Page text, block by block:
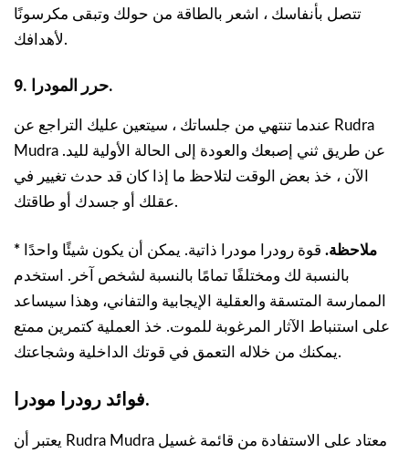
تتصل بأنفاسك ، اشعر بالطاقة من حولك وتبقى مكرسونًا
لأهدافك.
9. حرر المودرا.
عندما تنتهي من جلساتك ، سيتعين عليك التراجع عن Rudra
Mudra عن طريق ثني إصبعك والعودة إلى الحالة الأولية لليد.
الآن ، خذ بعض الوقت لتلاحظ ما إذا كان قد حدث تغيير في
عقلك أو جسدك أو طاقتك.
* ملاحظة. قوة رودرا مودرا ذاتية. يمكن أن يكون شيئًا واحدًا
بالنسبة لك ومختلفًا تمامًا بالنسبة لشخص آخر. استخدم
الممارسة المتسقة والعقلية الإيجابية والتفاني، وهذا سيساعد
على استنباط الآثار المرغوبة للموت. خذ العملية كتمرين ممتع
يمكنك من خلاله التعمق في قوتك الداخلية وشجاعتك.
فوائد رودرا مودرا.
يعتبر أن Rudra Mudra معتاد على الاستفادة من قائمة غسيل